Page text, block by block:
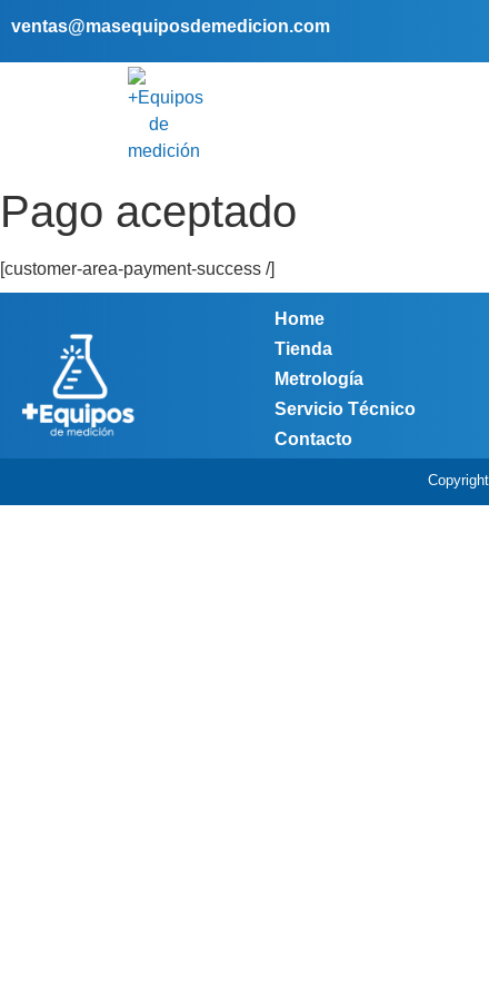
ventas@masequiposdemedicion.com
Pago aceptado
[customer-area-payment-success /]
Home
Tienda
Metrología
Servicio Técnico
Contacto